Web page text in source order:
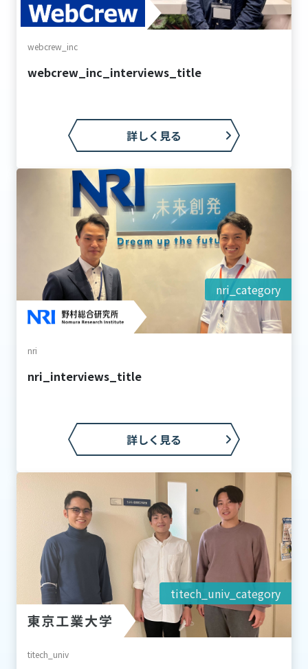
webcrew_inc
webcrew_inc_interviews_title
詳しく見る
nri_category
nri
nri_interviews_title
詳しく見る
titech_univ_category
titech_univ